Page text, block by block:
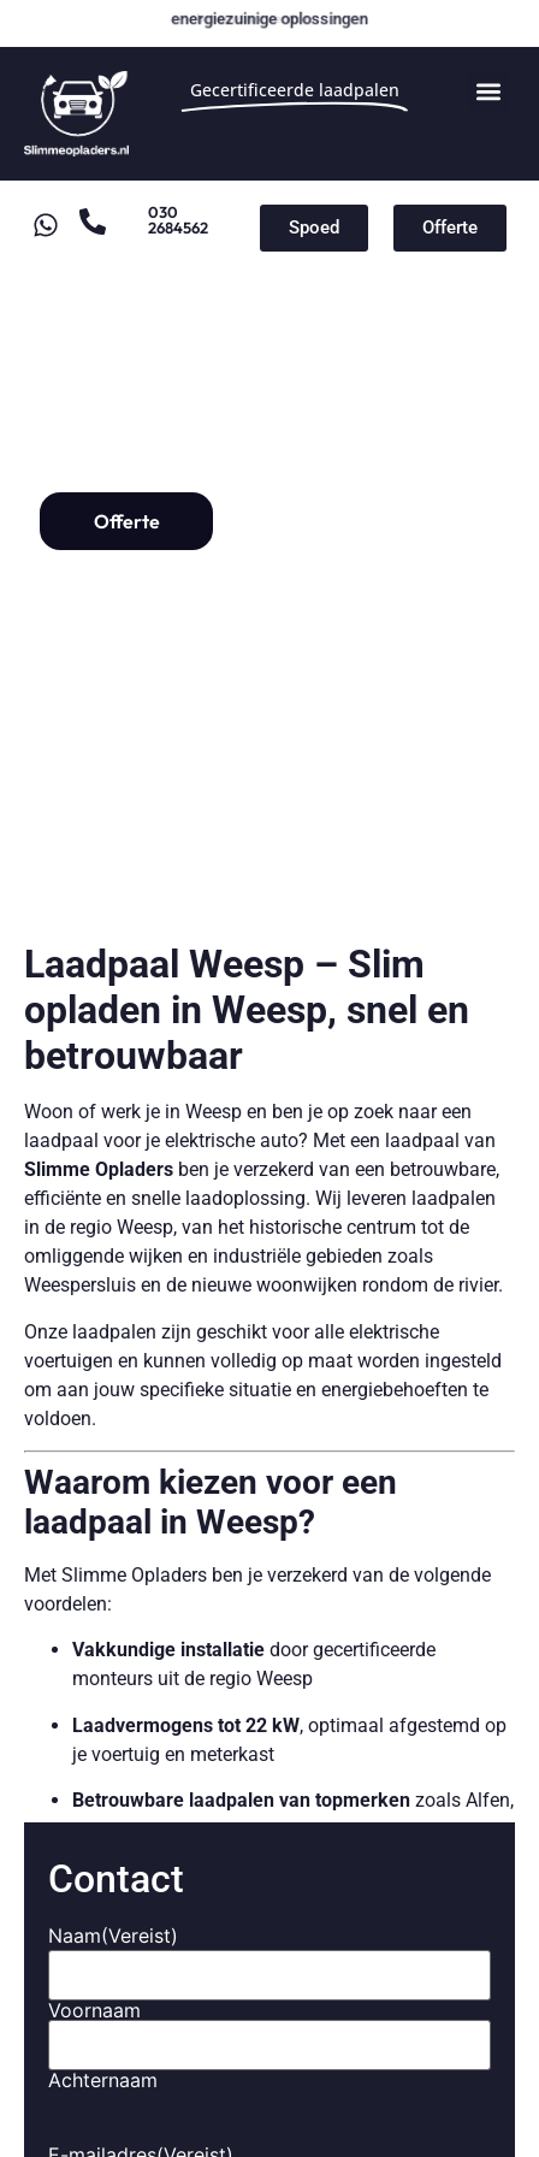
energiezuinige oplossingen
Gecertificeerde laadpalen
030
2684562
Spoed Offerte
Offerte
Laadpaal Weesp – Slim
opladen in Weesp, snel en
betrouwbaar
Woon of werk je in Weesp en ben je op zoek naar een
laadpaal voor je elektrische auto? Met een laadpaal van
Slimme Opladers ben je verzekerd van een betrouwbare,
efficiënte en snelle laadoplossing. Wij leveren laadpalen
in de regio Weesp, van het historische centrum tot de
omliggende wijken en industriële gebieden zoals
Weespersluis en de nieuwe woonwijken rondom de rivier.
Onze laadpalen zijn geschikt voor alle elektrische
voertuigen en kunnen volledig op maat worden ingesteld
om aan jouw specifieke situatie en energiebehoeften te
voldoen.
Waarom kiezen voor een
laadpaal in Weesp?
Met Slimme Opladers ben je verzekerd van de volgende
voordelen:
Vakkundige installatie door gecertificeerde
monteurs uit de regio Weesp
Laadvermogens tot 22 kW, optimaal afgestemd op
je voertuig en meterkast
Betrouwbare laadpalen van topmerken zoals Alfen,
OON en Smappee
Slimme laadfunctionaliteiten
Eenvoudige bedieningvia app of display, met
Zorgeloos opladen, altijd wanneer het jou uitkomt.
Laadoplossingen voor bedrijven
Contact
Naam(Vereist)
Voornaam
Achternaam